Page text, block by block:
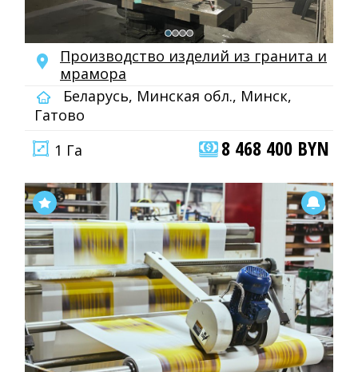
Производство изделий из гранита и
мрамора
Беларусь, Минская обл., Минск,
Гатово
1 Га
8 468 400 BYN